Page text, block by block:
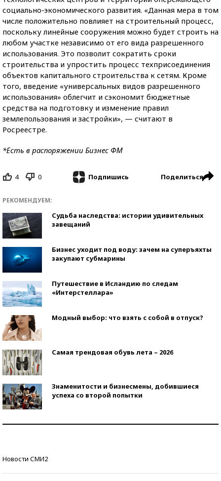
социально-экономического развития. «Данная мера в том
числе положительно повлияет на строительный процесс,
поскольку линейные сооружения можно будет строить на
любом участке независимо от его вида разрешенного
использования. Это позволит сократить сроки
строительства и упростить процесс техприсоединения
объектов капитального строительства к сетям. Кроме
того, введение «универсальных видов разрешенного
использования» облегчит и сэкономит бюджетные
средства на подготовку и изменение правил
землепользования и застройки», — считают в
Росреестре.
*Есть в распоряжении Бизнес ФМ
4 0 Подпишись Поделиться
РЕКОМЕНДУЕМ:
Судьба наследства: истории удивительных
завещаний
Бизнес уходит под воду: зачем на суперъяхты
закупают субмарины
Путешествие в Исландию по следам
«Интерстеллара»
Модный выбор: что взять с собой в отпуск?
Самая трендовая обувь лета – 2026
Знаменитости и бизнесмены, добившиеся
успеха со второй попытки
Новости СМИ2